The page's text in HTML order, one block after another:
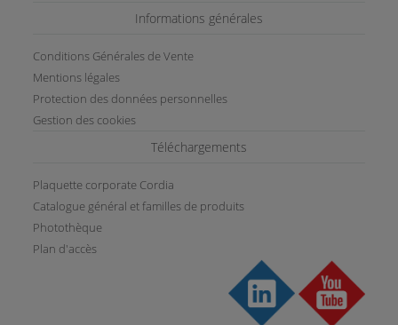
Informations générales
Conditions Générales de Vente
Mentions légales
Protection des données personnelles
Gestion des cookies
Téléchargements
Plaquette corporate Cordia
Catalogue général et familles de produits
Photothèque
Plan d'accès